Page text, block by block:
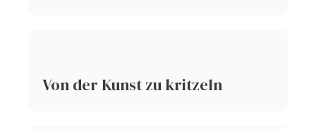
Von der Kunst zu kritzeln